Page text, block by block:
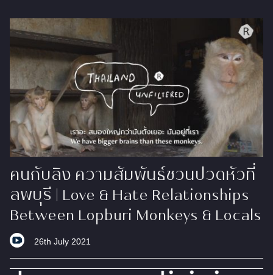
คนกับลิง ความสัมพันธ์ชวนปวดหัวที่
ลพบุรี | Love & Hate Relationships
Between Lopburi Monkeys & Locals
26th July 2021